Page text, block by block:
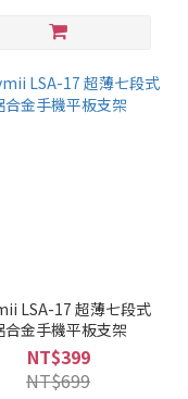
LSA-17 超薄七段式
合金手機平板支架
NT$399
NT$699